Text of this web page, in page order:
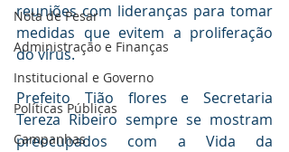
Nota de Pesar
Administração e Finanças
Institucional e Governo
Políticas Públicas
Campanhas
reuniões com lideranças para tomar
medidas que evitem a proliferação
do vírus.
Prefeito Tião flores e Secretaria
Tereza Ribeiro sempre se mostram
preocupados com a Vida da